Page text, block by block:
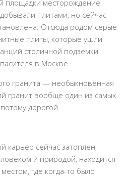
площадки месторождение
плитами, но сейчас
Отсюда родом серые
плиты, которые ушли
столичной подземки
в Москве.
гранита — необыкновенная
гранит вообще один из самых
дорогой.
карьер сейчас затоплен,
и природой, находится
где когда-то было